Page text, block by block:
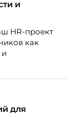
и
HR-проект
как
для